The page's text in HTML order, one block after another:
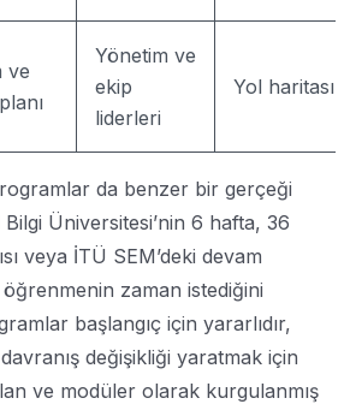
ve
Yönetim ve
ekip
liderleri
Yol haritası
da benzer bir gerçeği
Üniversitesi’nin 6 hafta, 36
veya İTÜ SEM’deki devam
zaman istediğini
başlangıç için yararlıdır,
değişikliği yaratmak için
ve modüler olarak kurgulanmış